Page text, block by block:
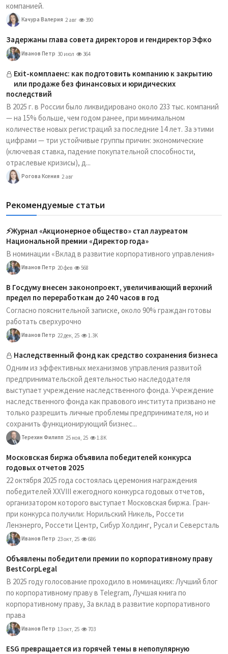
компанией.
Качура Валерия 2 авг 390
Задержаны глава совета директоров и гендиректор Эфко
Иванов Петр 30 июл 364
Exit-комплаенс: как подготовить компанию к закрытию
или продаже без финансовых и юридических
последствий
В 2025 г. в России было ликвидировано около 233 тыс. компаний
— на 15% больше, чем годом ранее, при минимальном
количестве новых регистраций за последние 14 лет. За этими
цифрами — три устойчивые группы причин: экономические
(ключевая ставка, падение покупательной способности,
отраслевые кризисы), д...
Рогова Ксения 2 авг
Рекомендуемые статьи
⚡️Журнал «Акционерное общество» стал лауреатом
Национальной премии «Директор года»
В номинации «Вклад в развитие корпоративного управления»
Иванов Петр 20 фев 568
В Госдуму внесен законопроект, увеличивающий верхний
предел по переработкам до 240 часов в год
Согласно пояснительной записке, около 90% граждан готовы
работать сверхурочно
Иванов Петр 22 дек, 25 1.3K
Наследственный фонд как средство сохранения бизнеса
Одним из эффективных механизмов управления развитой
предпринимательской деятельностью наследодателя
выступает учреждение наследственного фонда. Учреждение
наследственного фонда как правового института призвано не
только разрешить личные проблемы предпринимателя, но и
сохранить функционирующий бизнес...
Терехин Филипп 25 ноя, 25 1.8K
Московская биржа объявила победителей конкурса
годовых отчетов 2025
22 октября 2025 года состоялась церемония награждения
победителей XXVIII ежегодного конкурса годовых отчетов,
организатором которого выступает Московская биржа. Гран-
при конкурса получили: Норильский Никель, Россети
Ленэнерго, Россети Центр, Сибур Холдинг, Русал и Северсталь
Иванов Петр 23 окт, 25 686
Объявлены победители премии по корпоративному праву
BestCorpLegal
В 2025 году голосование проходило в номинациях: Лучший блог
по корпоративному праву в Telegram, Лучшая книга по
корпоративному праву, За вклад в развитие корпоративного
права
Иванов Петр 13 окт, 25 703
ESG превращается из горячей темы в непопулярную